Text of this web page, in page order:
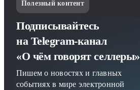
Полезный контент
Подписывайтесь
на Telegram-канал
«О чём говорят селлеры»
Пишем о новостях и главных
событиях в мире электронной